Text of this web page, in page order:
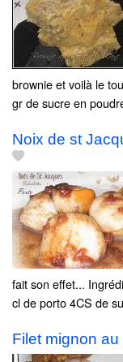
brownie et voilà le
gr de sucre en
Noix de st
fait son effet...
cl de porto 4CS de
Filet mignon